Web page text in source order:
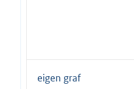
eigen graf